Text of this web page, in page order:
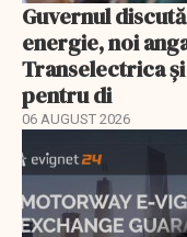
Guvernul
energie, noi
Transelectrica
pentru di
06 AUGUST 2026